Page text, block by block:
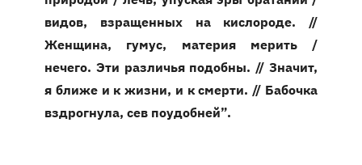
видов, взращенных на кислороде. //
Женщина, гумус, материя мерить /
нечего. Эти различья подобны. // Значит,
я ближе и к жизни, и к смерти. // Бабочка
вздрогнула, сев поудобней”.